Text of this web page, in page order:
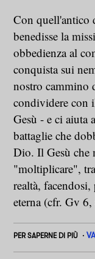
Con quell'antico
benedisse la
obbedienza al
conquista sui
nostro cammino
condividere con
Gesù - e ci aiuta
battaglie che
Dio. Il Gesù che
"moltiplicare",
realtà,
eterna (cfr. Gv
PER SAPERNE DI PIÙ